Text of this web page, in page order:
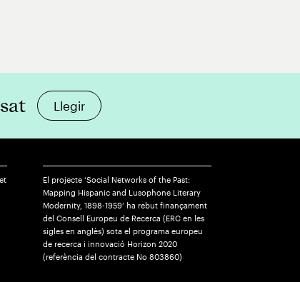
Llegir
El projecte ‘Social Networks of the Past:
Mapping Hispanic and Lusophone Literary
Modernity, 1898-1959’ ha rebut finançament
del Consell Europeu de Recerca (ERC en les
sigles en anglès) sota el programa europeu
de recerca i innovació Horizon 2020
(referència del contracte No 803860)